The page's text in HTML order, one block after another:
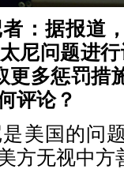
者：据报道
尼问题进
更多惩罚措
评论？
美国的问
方无视中方